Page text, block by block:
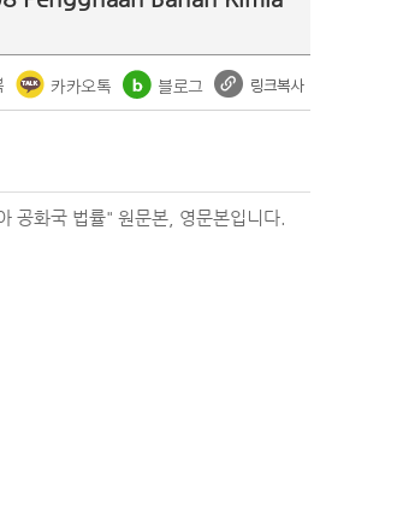
공화국 법률" 원문본, 영문본입니다.